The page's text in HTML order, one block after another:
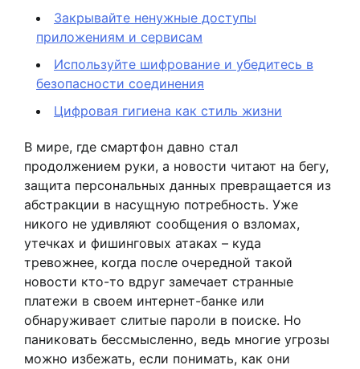
Закрывайте ненужные доступы
приложениям и сервисам
Используйте шифрование и убедитесь в
безопасности соединения
Цифровая гигиена как стиль жизни
В мире, где смартфон давно стал
продолжением руки, а новости читают на бегу,
защита персональных данных превращается из
абстракции в насущную потребность. Уже
никого не удивляют сообщения о взломах,
утечках и фишинговых атаках – куда
тревожнее, когда после очередной такой
новости кто-то вдруг замечает странные
платежи в своем интернет-банке или
обнаруживает слитые пароли в поиске. Но
паниковать бессмысленно, ведь многие угрозы
можно избежать, если понимать, как они